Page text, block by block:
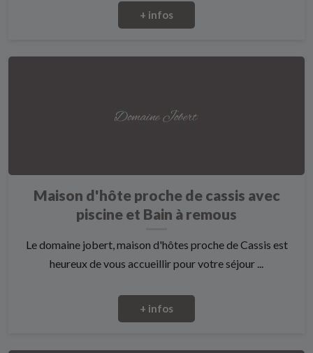
+ infos
Maison d'hôte proche de cassis avec
piscine et Bain à remous
Le domaine jobert, maison d'hôtes proche de Cassis est
heureux de vous accueillir pour votre séjour ...
+ infos